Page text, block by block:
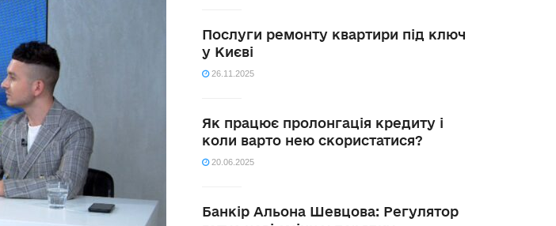
Послуги ремонту квартири під ключ
у Києві
26.11.2025
Як працює пролонгація кредиту і
коли варто нею скористатися?
20.06.2025
Банкір Альона Шевцова: Регулятор